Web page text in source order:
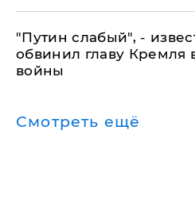
​"Путин слабый", -
обвинил главу Кремля
войны
Смотреть ещё